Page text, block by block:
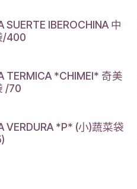
SUERTE IBEROCHINA 中
/400
TERMICA *CHIMEI* 奇美
/70
VERDURA *P* (小)蔬菜袋